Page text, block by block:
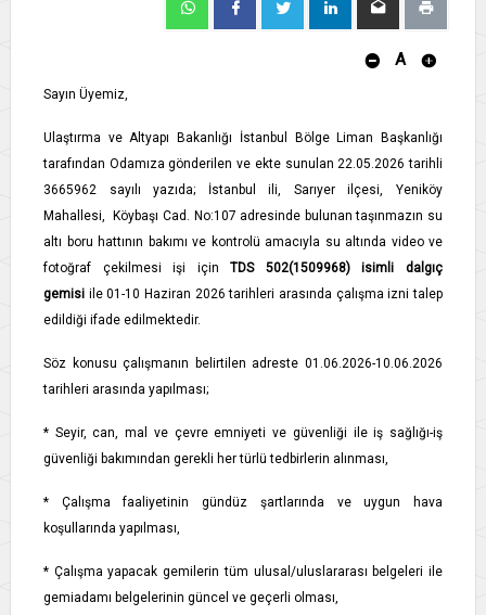
A
Sayın Üyemiz,
Ulaştırma ve Altyapı Bakanlığı İstanbul Bölge Liman Başkanlığı
tarafından Odamıza gönderilen ve ekte sunulan 22.05.2026 tarihli
3665962 sayılı yazıda; İstanbul ili, Sarıyer ilçesi, Yeniköy
Mahallesi, Köybaşı Cad. No:107 adresinde bulunan taşınmazın su
altı boru hattının bakımı ve kontrolü amacıyla su altında video ve
fotoğraf çekilmesi işi içinTDS 502(1509968) isimli dalgıç
gemisi ile 01-10 Haziran 2026 tarihleri arasında çalışma izni talep
edildiği ifade edilmektedir.
Söz konusu çalışmanın belirtilen adreste 01.06.2026-10.06.2026
tarihleri arasında yapılması;
* Seyir, can, mal ve çevre emniyeti ve güvenliği ile iş sağlığı-iş
güvenliği bakımından gerekli her türlü tedbirlerin alınması,
* Çalışma faaliyetinin gündüz şartlarında ve uygun hava
koşullarında yapılması,
* Çalışma yapacak gemilerin tüm ulusal/uluslararası belgeleri ile
gemiadamı belgelerinin güncel ve geçerli olması,